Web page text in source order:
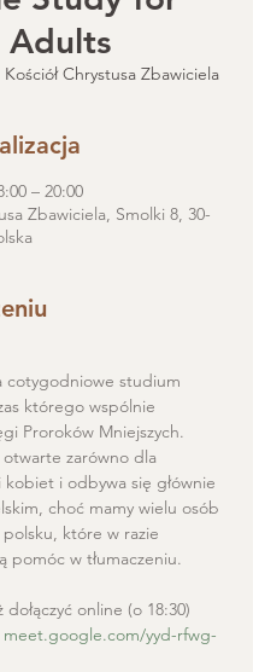
Adults
Kościół Chrystusa Zbawiciela
– 20:00
Zbawiciela, Smolki 8, 30-
cotygodniowe studium
którego wspólnie
Proroków Mniejszych.
zarówno dla
kobiet i odbywa się głównie
choć mamy wielu osób
które w razie
pomóc w tłumaczeniu.
online (o 18:30)
meet.google.com/yyd-rfwg-